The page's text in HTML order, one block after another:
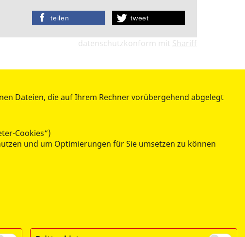
tweet
teilen
datenschutzkonform mit Shariff
Stellenangebote
Dateien, die auf Ihrem Rechner vorübergehend abgelegt
Cookies“)
und um Optimierungen für Sie umsetzen zu können